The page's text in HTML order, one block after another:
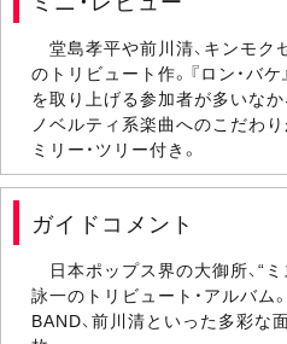
堂島孝平や前川清、キンモク
のトリビュート作。『ロン・バ
を取り上げる参加者が多いな
ノベルティ系楽曲へのこだわ
ミリー・ツリー付き。
ガイドコメント
日本ポップス界の大御所、“
詠一のトリビュート・アルバム
BAND、前川清といった多彩な